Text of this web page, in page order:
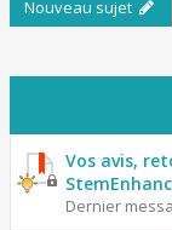
Nouveau sujet
Vos avis,
Dernier